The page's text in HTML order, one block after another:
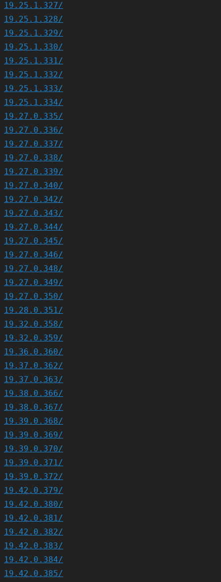
19.25.1.327/
19.25.1.328/
19.25.1.329/
19.25.1.330/
19.25.1.331/
19.25.1.332/
19.25.1.333/
19.25.1.334/
19.27.0.335/
19.27.0.336/
19.27.0.337/
19.27.0.338/
19.27.0.339/
19.27.0.340/
19.27.0.342/
19.27.0.343/
19.27.0.344/
19.27.0.345/
19.27.0.346/
19.27.0.348/
19.27.0.349/
19.27.0.350/
19.28.0.351/
19.32.0.358/
19.32.0.359/
19.36.0.360/
19.37.0.362/
19.37.0.363/
19.38.0.366/
19.38.0.367/
19.39.0.368/
19.39.0.369/
19.39.0.370/
19.39.0.371/
19.39.0.372/
19.42.0.379/
19.42.0.380/
19.42.0.381/
19.42.0.382/
19.42.0.383/
19.42.0.384/
19.42.0.385/